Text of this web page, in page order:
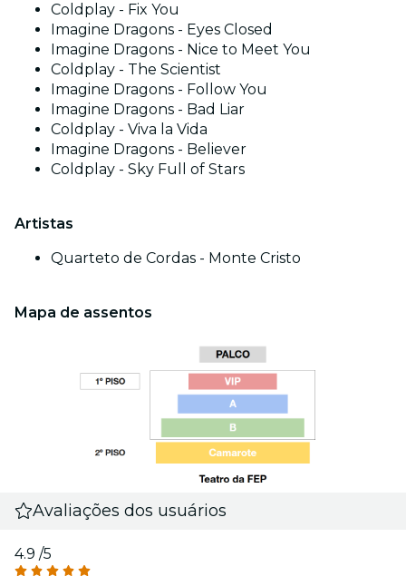
Coldplay - Fix You
Imagine Dragons - Eyes Closed
Imagine Dragons - Nice to Meet You
Coldplay - The Scientist
Imagine Dragons - Follow You
Imagine Dragons - Bad Liar
Coldplay - Viva la Vida
Imagine Dragons - Believer
Coldplay - Sky Full of Stars
Artistas
Quarteto de Cordas - Monte Cristo
Mapa de assentos
Avaliações dos usuários
4.9 /5